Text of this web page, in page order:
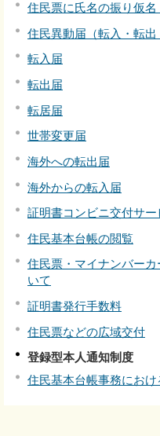
住民票に氏名の振り仮
住民異動届（転入・転
転入届
転出届
転居届
世帯変更届
海外への転出届
海外からの転入届
証明書コンビニ交付サー
住民基本台帳の閲覧
住民票・マイナンバー
いて
証明書発行手数料
住民票などの広域交付
登録型本人通知制度
住民基本台帳事務にお